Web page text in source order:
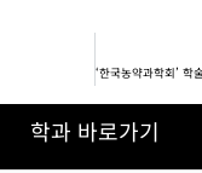
학과 바로가기